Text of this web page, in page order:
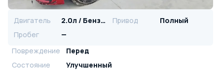
Двигатель 2.0л / Бензин Привод
Полный
Пробег
—
Повреждение
Перед
Состояние
Улучшенный